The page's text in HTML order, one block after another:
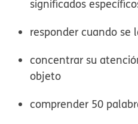
significados
responder cuando se
concentrar su
objeto
comprender 50